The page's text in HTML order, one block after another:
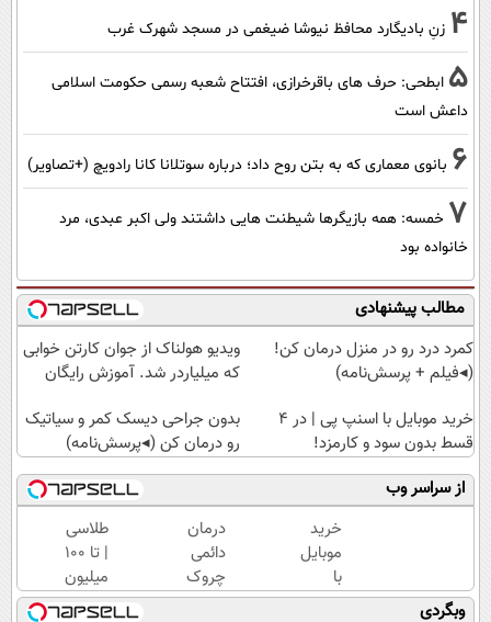
4 زنِ بادیگارد محافظ نیوشا ضیغمی در مسجد شهرک غرب
5 ابطحی: حرف های باقرخرازی، افتتاح شعبه رسمی حکومت اسلامی
داعش است
6 بانوی معماری که به بتن روح داد؛ درباره سوتلانا کانا رادویچ (+تصاویر)
7 خمسه: همه بازیگرها شیطنت هایی داشتند ولی اکبر عبدی، مرد
خانواده بود
مطالب پیشنهادی
کمرد درد رو در منزل درمان کن!
(◂فیلم + پرسش‌نامه)
ویدیو هولناک از جوان کارتن خوابی
که میلیاردر شد. آموزش رایگان
خرید موبایل با اسنپ پی | در ۴
قسط بدون سود و کارمزد!
بدون جراحی دیسک کمر و سیاتیک
رو درمان کن (◂پرسش‌نامه)
از سراسر وب
خرید
موبایل
با
اسنپ
درمان
دائمی
چروک
های
طلاسی
| تا 100
میلیون
وام
وبگردی